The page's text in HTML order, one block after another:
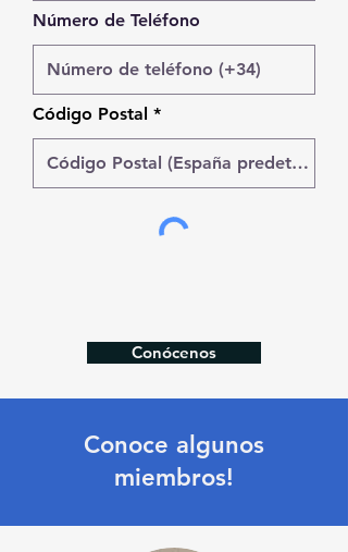
Número de Teléfono
Código Postal
Conócenos
Conoce algunos
miembros!